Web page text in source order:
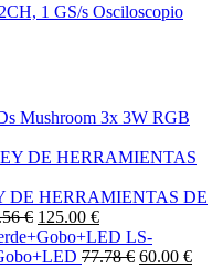
1 GS/s Osciloscopio
Mushroom 3x 3W RGB
DE HERRAMIENTAS DE
€ 125.00 €
LS-
77.78 € 60.00 €